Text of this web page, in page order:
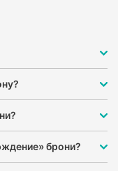
брони?